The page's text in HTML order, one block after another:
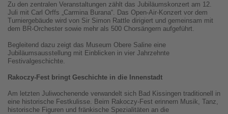
Zu den zentralen Veranstaltungen zählt das Jubiläumskonzert am 12.
Juli mit Carl Orffs „Carmina Burana“. Das Open-Air-Konzert vor dem
Turniergebäude wird von Sir Simon Rattle dirigiert und gemeinsam mit
dem BR-Orchester sowie mehr als 500 Chorsängern aufgeführt.
Begleitend dazu zeigt das Museum Obere Saline eine
Jubiläumsausstellung mit Einblicken in vier Jahrzehnte
Festivalgeschichte.
Rakoczy-Fest bringt Geschichte in die Innenstadt
Am letzten Juliwochenende verwandelt sich Bad Kissingen traditionell in
eine historische Festkulisse. Beim Rakoczy-Fest erinnern Musik, Tanz,
historische Figuren und fränkische Spezialitäten an die